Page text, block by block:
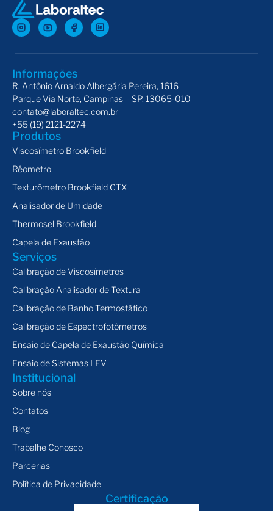
Informações
R. Antônio Arnaldo Albergária Pereira, 1616
Parque Via Norte, Campinas – SP, 13065-010
contato@laboraltec.com.br
+55 (19) 2121-2274
Produtos
Viscosímetro Brookfield
Rêometro
Texturômetro Brookfield CTX
Analisador de Umidade
Thermosel Brookfield
Capela de Exaustão
Serviços
Calibração de Viscosímetros
Calibração Analisador de Textura
Calibração de Banho Termostático
Calibração de Espectrofotômetros
Ensaio de Capela de Exaustão Química
Ensaio de Sistemas LEV
Institucional
Sobre nós
Contatos
Blog
Trabalhe Conosco
Parcerias
Política de Privacidade
Certificação